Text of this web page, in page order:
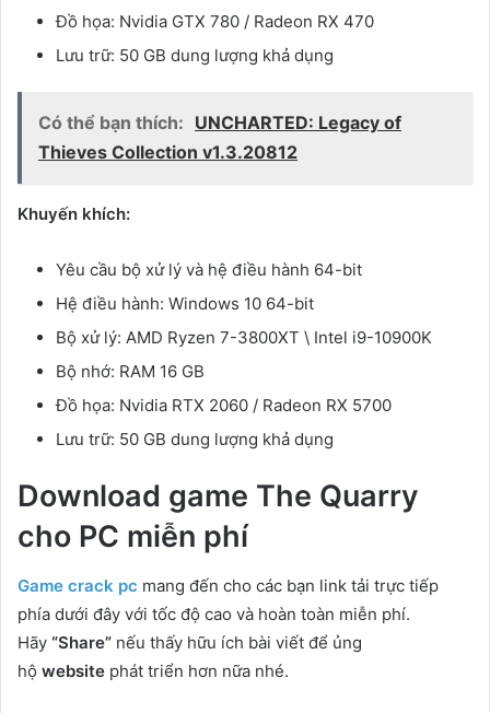
Đồ họa: Nvidia GTX 780 / Radeon RX 470
Lưu trữ: 50 GB dung lượng khả dụng
Có thể bạn thích: UNCHARTED: Legacy of
Thieves Collection v1.3.20812
Khuyến khích:
Yêu cầu bộ xử lý và hệ điều hành 64-bit
Hệ điều hành: Windows 10 64-bit
Bộ xử lý: AMD Ryzen 7-3800XT \ Intel i9-10900K
Bộ nhớ: RAM 16 GB
Đồ họa: Nvidia RTX 2060 / Radeon RX 5700
Lưu trữ: 50 GB dung lượng khả dụng
Download game The Quarry
cho PC miễn phí
Game crack pc mang đến cho các bạn link tải trực tiếp
phía dưới đây với tốc độ cao và hoàn toàn miễn phí.
Hãy “Share” nếu thấy hữu ích bài viết để ủng
hộ website phát triển hơn nữa nhé.